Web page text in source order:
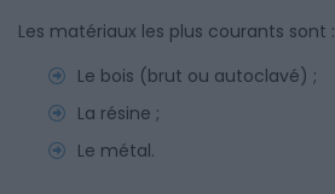
Les matériaux les plus courants sont :
Le bois (brut ou autoclavé) ;
La résine ;
Le métal.